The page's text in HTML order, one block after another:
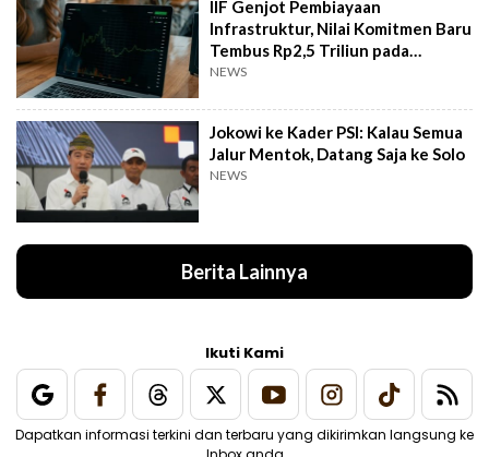
IIF Genjot Pembiayaan
Infrastruktur, Nilai Komitmen Baru
Tembus Rp2,5 Triliun pada
Semester I 2026
NEWS
Jokowi ke Kader PSI: Kalau Semua
Jalur Mentok, Datang Saja ke Solo
NEWS
Berita Lainnya
Ikuti Kami
Dapatkan informasi terkini dan terbaru yang dikirimkan langsung ke